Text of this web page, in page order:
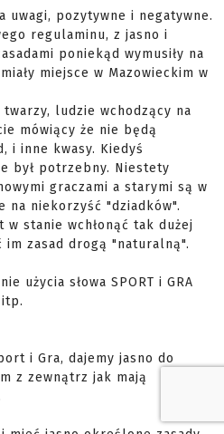
uwagi, pozytywne i negatywne.
regulaminu, z jasno i
poniekąd wymusiły na
miejsce w Mazowieckim w
ludzie wchodzący na
mówiący że nie będą
i inne kwasy. Kiedyś
był potrzebny. Niestety
graczami a starymi są w
na niekorzyść "dziadków".
stanie wchłonąć tak dużej
zasad drogą "naturalną".
użycia słowa SPORT i GRA
i Gra, dajemy jasno do
z zewnątrz jak mają